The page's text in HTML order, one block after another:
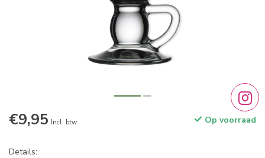
€9,95 Incl. btw Op voorraad
Details: